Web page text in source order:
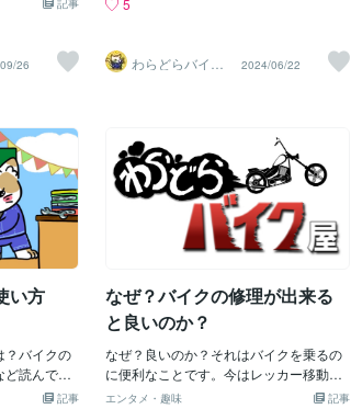
ブキャップ
るための重
かりと固定
が欠けたり
除去: タイ
異物（ガ
っていない
の異物はタ
クの原因に
タイヤのバ
スが崩れる
心地の悪化
ヘキサゴ
チェットセ
で値引き
のスト
クメータ
ードル
WHSYH
個
ハンドル
業で使うん
ゃない
ると壊れ
具(KTC)
差込角:9.
(KTC)のス
記事
26
5
わらどらバイク
屋
2024/06/22
い方
？バイクの
ど読んでワ
ぜならメー
記事
なぜ？バイクの修理が出来る
と良いのか？
なぜ？良いのか？それはバイクを乗るの
に便利なことです。今はレッカー移動が
当たり前になりましたがバイクの立ちご
記事
エンタメ・趣味